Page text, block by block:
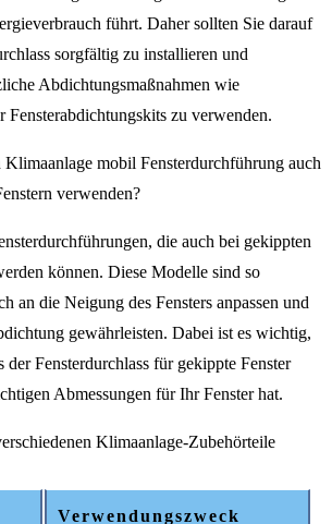
führt. Daher sollten Sie darauf
sorgfältig zu installieren und
Abdichtungsmaßnahmen wie
Fensterabdichtungskits zu verwenden.
mobil Fensterdurchführung auch
verwenden?
die auch bei gekippten
können. Diese Modelle sind so
an die Neigung des Fensters anpassen und
gewährleisten. Dabei ist es wichtig,
der Fensterdurchlass für gekippte Fenster
Abmessungen für Ihr Fenster hat.
Klimaanlage-Zubehörteile
Verwendungszweck